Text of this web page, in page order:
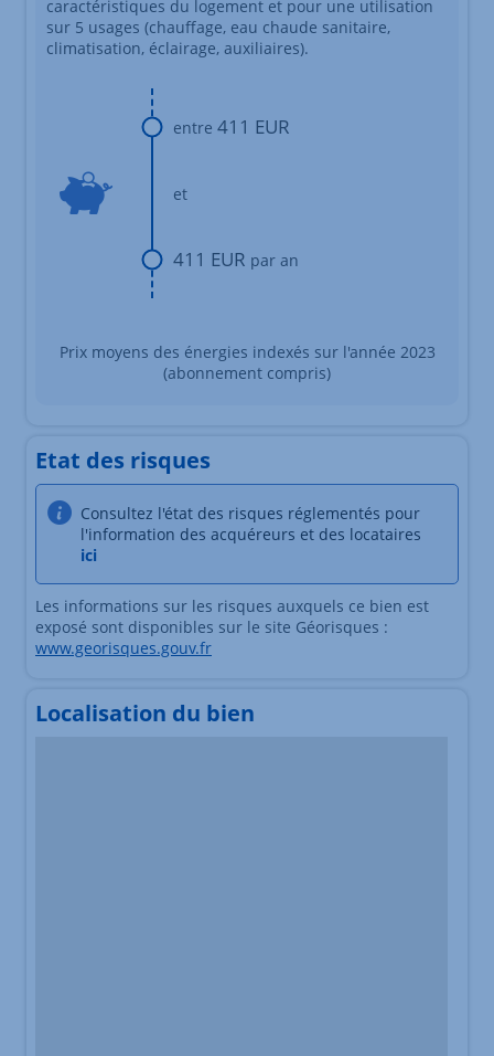
caractéristiques du logement et pour une utilisation
sur 5 usages (chauffage, eau chaude sanitaire,
climatisation, éclairage, auxiliaires).
entre 411 EUR
et
411 EUR par an
Prix moyens des énergies indexés sur l'année 2023
(abonnement compris)
Etat des risques
Consultez l'état des risques réglementés pour
l'information des acquéreurs et des locataires
ici
Les informations sur les risques auxquels ce bien est
exposé sont disponibles sur le site Géorisques :
www.georisques.gouv.fr
Localisation du bien